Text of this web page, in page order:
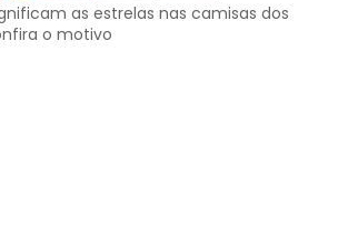
as estrelas nas camisas dos
o motivo